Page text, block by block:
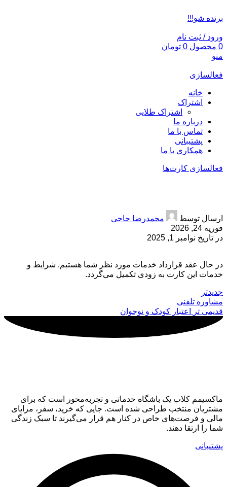
برنده شو!!!
ورود / ثبت نام
0 محصول 0 تومان
منو
فعالسازی
خانه
اشتراک
اشتراک طلایی
درباره ما
تماس با ما
پشتیبانی
همکاری با ما
فعالسازی کارت‌ها
ارسال توسط
محمدرضا حاجی
فوریه 24, 2026
در تاریخ نوامبر 1, 2025
در حال عقد قرارداد خدمات مورد نظر شما هستیم. شرایط و
خدمات این کارت به زودی تکمیل می‌گردد.
جدیدتر
مشاوره تلفنی
قدیمی تر
اعتبار کودک و نوجوان
ماکسیمم کلاب یک باشگاه خدماتی و تجربه‌محور است که برای
مشتریان منتخب طراحی شده است. جایی که خرید، سفر، مزایای
مالی و فرصت‌های خاص در کنار هم قرار می‌گیرند تا سبک زندگی
شما را ارتقا دهند.
پشتیبانی